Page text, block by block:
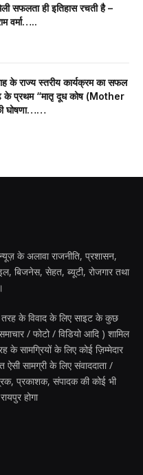
सफलता ही इतिहास रचती है –
वर्मा…..
के राज्य स्तरीय कार्यक्रम का सफल
के प्रथम “मातृ दूध कोष (Mother
घोषणा……
के अलावा राजनीति, प्रशासन,
बिजनेस, सेहत, ब्यूटी, रोजगार तथा
के विवाद के लिए साइट के कुछ
/ फोटो / विडियो आदि ) शामिल
के सामग्रियों के लिए कोई ज़िम्मेदार
ऐसी सामग्री के लिए संवाददाता /
प्रकाशक, संपादक की कोई भी
होगा